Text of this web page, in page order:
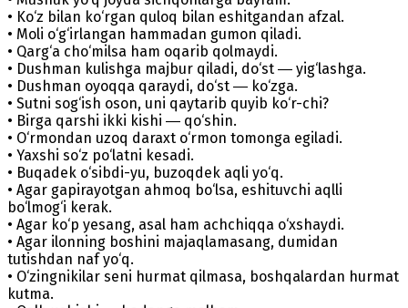
• Ko‘z bilan ko‘rgan quloq bilan eshitgandan afzal.
• Moli o‘g‘irlangan hammadan gumon qiladi.
• Qarg‘a cho‘milsa ham oqarib qolmaydi.
• Dushman kulishga majbur qiladi, do‘st ― yig‘lashga.
• Dushman oyoqqa qaraydi, do‘st ― ko‘zga.
• Sutni sog‘ish oson, uni qaytarib quyib ko‘r-chi?
• Birga qarshi ikki kishi ― qo‘shin.
• O‘rmondan uzoq daraxt o‘rmon tomonga egiladi.
• Yaxshi so‘z po‘latni kesadi.
• Buqadek o‘sibdi-yu, buzoqdek aqli yo‘q.
• Agar gapirayotgan ahmoq bo‘lsa, eshituvchi aqlli
bo‘lmog‘i kerak.
• Agar ko‘p yesang, asal ham achchiqqa o‘xshaydi.
• Agar ilonning boshini majaqlamasang, dumidan
tutishdan naf yo‘q.
• O‘zingnikilar seni hurmat qilmasa, boshqalardan hurmat
kutma.